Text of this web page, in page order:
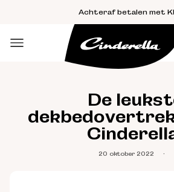
Achteraf betalen met
De
20 oktober 2022